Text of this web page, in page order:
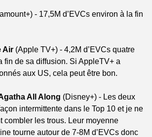
- 17,5M d’EVCs environ à la fin
Air (Apple TV+) - 4,2M d’EVCs quatre
fin de sa diffusion. Si AppleTV+ a
aux US, cela peut être bon.
All Along (Disney+) - Les deux
intermittente dans le Top 10 et je ne
combler les trous. Leur moyenne
tourne autour de 7-8M d’EVCs donc